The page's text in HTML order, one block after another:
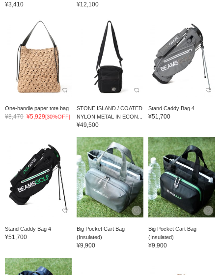
¥3,410 ¥12,100
One-handle paper tote bag
¥8,470 ¥5,929[30%OFF]
STONE ISLAND / COATED
NYLON METAL IN ECON...
¥49,500
Stand Caddy Bag 4
¥51,700
Stand Caddy Bag 4
¥51,700
Big Pocket Cart Bag
(Insulated)
¥9,900
Big Pocket Cart Bag
(Insulated)
¥9,900